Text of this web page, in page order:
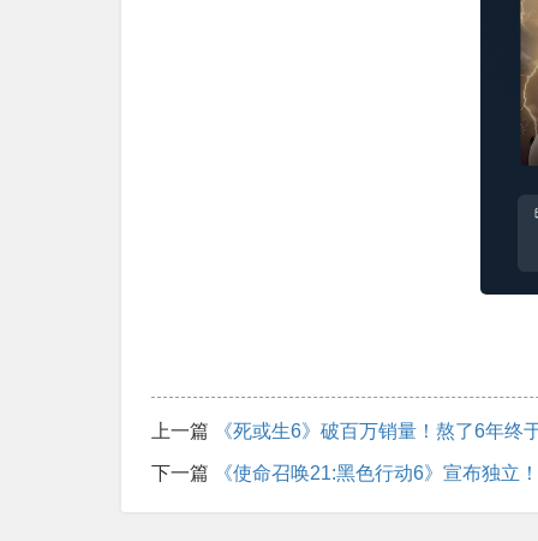
上一篇 《死或生6》破百万销量！熬了6年终
下一篇 《使命召唤21:黑色行动6》宣布独立